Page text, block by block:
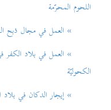
اللحوم المحرّمة
» العمل في مجال ذبح
» العمل في بلاد الكفر
الكحوليّة
» إيجار الدكان في بلاد